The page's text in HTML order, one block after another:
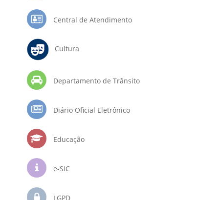
Central de Atendimento
Cultura
Departamento de Trânsito
Diário Oficial Eletrônico
Educação
e-SIC
LGPD